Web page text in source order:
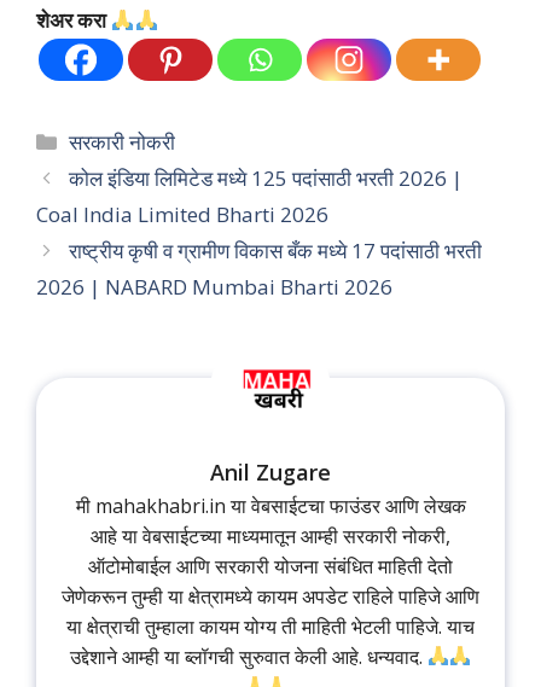
शेअर करा
Categories
सरकारी नोकरी
कोल इंडिया लिमिटेड मध्ये 125 पदांसाठी भरती 2026 |
Coal India Limited Bharti 2026
राष्ट्रीय कृषी व ग्रामीण विकास बँक मध्ये 17 पदांसाठी भरती
2026 | NABARD Mumbai Bharti 2026
Anil Zugare
मी mahakhabri.in या वेबसाईटचा फाउंडर आणि लेखक
आहे या वेबसाईटच्या माध्यमातून आम्ही सरकारी नोकरी,
ऑटोमोबाईल आणि सरकारी योजना संबंधित माहिती देतो
जेणेकरून तुम्ही या क्षेत्रामध्ये कायम अपडेट राहिले पाहिजे आणि
या क्षेत्राची तुम्हाला कायम योग्य ती माहिती भेटली पाहिजे. याच
उद्देशाने आम्ही या ब्लॉगची सुरुवात केली आहे. धन्यवाद.